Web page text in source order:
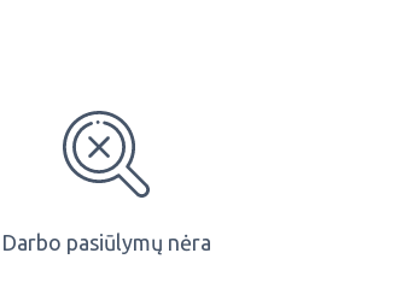
Darbo pasiūlymų nėra